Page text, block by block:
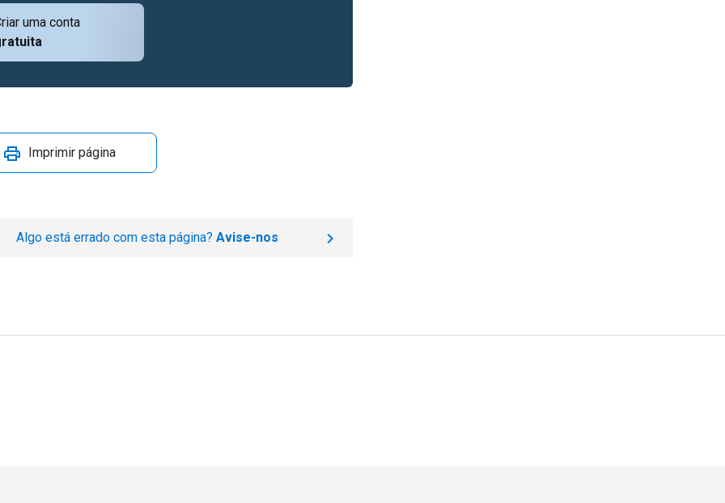
uma conta
Imprimir página
Algo está errado com esta página? Avise-nos